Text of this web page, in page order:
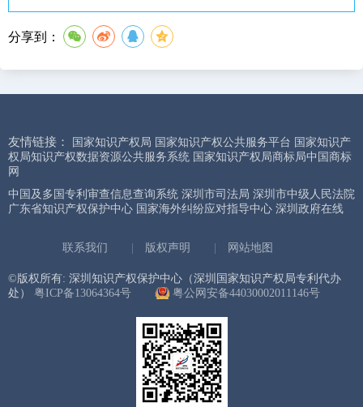
分享到：
友情链接： 国家知识产权局 国家知识产权公共服务平台 国家知识产
权局知识产权数据资源公共服务系统 国家知识产权局商标局中国商标
网
中国及多国专利审查信息查询系统 深圳市司法局 深圳市中级人民法院
广东省知识产权保护中心 国家海外纠纷应对指导中心 深圳政府在线
联系我们 版权声明 网站地图
©版权所有: 深圳知识产权保护中心（深圳国家知识产权局专利代办
处） 粤ICP备13064364号 粤公网安备44030002011146号